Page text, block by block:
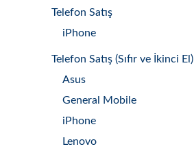
Telefon Satış
iPhone
Telefon Satış (Sıfır ve İkinci El)
Asus
General Mobile
iPhone
Lenovo